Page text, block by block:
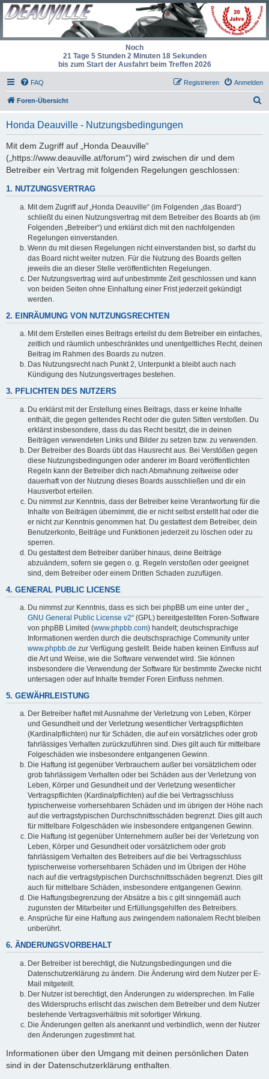
Noch
21 Tage 5 Stunden 2 Minuten 18 Sekunden
bis zum Start der Ausfahrt beim Treffen 2026
FAQ Anmelden
Registrieren
Foren-Übersicht
Honda Deauville - Nutzungsbedingungen
Mit dem Zugriff auf „Honda Deauville“
(„https://www.deauville.at/forum“) wird zwischen dir und dem
Betreiber ein Vertrag mit folgenden Regelungen geschlossen:
1. NUTZUNGSVERTRAG
Mit dem Zugriff auf „Honda Deauville“ (im Folgenden „das Board“)
schließt du einen Nutzungsvertrag mit dem Betreiber des Boards ab (im
Folgenden „Betreiber“) und erklärst dich mit den nachfolgenden
Regelungen einverstanden.
Wenn du mit diesen Regelungen nicht einverstanden bist, so darfst du
das Board nicht weiter nutzen. Für die Nutzung des Boards gelten
jeweils die an dieser Stelle veröffentlichten Regelungen.
Der Nutzungsvertrag wird auf unbestimmte Zeit geschlossen und kann
von beiden Seiten ohne Einhaltung einer Frist jederzeit gekündigt
werden.
2. EINRÄUMUNG VON NUTZUNGSRECHTEN
Mit dem Erstellen eines Beitrags erteilst du dem Betreiber ein einfaches,
zeitlich und räumlich unbeschränktes und unentgeltliches Recht, deinen
Beitrag im Rahmen des Boards zu nutzen.
Das Nutzungsrecht nach Punkt 2, Unterpunkt a bleibt auch nach
Kündigung des Nutzungsvertrages bestehen.
3. PFLICHTEN DES NUTZERS
Du erklärst mit der Erstellung eines Beitrags, dass er keine Inhalte
enthält, die gegen geltendes Recht oder die guten Sitten verstoßen. Du
erklärst insbesondere, dass du das Recht besitzt, die in deinen
Beiträgen verwendeten Links und Bilder zu setzen bzw. zu verwenden.
Der Betreiber des Boards übt das Hausrecht aus. Bei Verstößen gegen
diese Nutzungsbedingungen oder anderer im Board veröffentlichten
Regeln kann der Betreiber dich nach Abmahnung zeitweise oder
dauerhaft von der Nutzung dieses Boards ausschließen und dir ein
Hausverbot erteilen.
Du nimmst zur Kenntnis, dass der Betreiber keine Verantwortung für die
Inhalte von Beiträgen übernimmt, die er nicht selbst erstellt hat oder die
er nicht zur Kenntnis genommen hat. Du gestattest dem Betreiber, dein
Benutzerkonto, Beiträge und Funktionen jederzeit zu löschen oder zu
sperren.
Du gestattest dem Betreiber darüber hinaus, deine Beiträge
abzuändern, sofern sie gegen o. g. Regeln verstoßen oder geeignet
sind, dem Betreiber oder einem Dritten Schaden zuzufügen.
4. GENERAL PUBLIC LICENSE
Du nimmst zur Kenntnis, dass es sich bei phpBB um eine unter der „
GNU General Public License v2“ (GPL) bereitgestellten Foren-Software
von phpBB Limited (www.phpbb.com) handelt; deutschsprachige
Informationen werden durch die deutschsprachige Community unter
www.phpbb.de zur Verfügung gestellt. Beide haben keinen Einfluss auf
die Art und Weise, wie die Software verwendet wird. Sie können
insbesondere die Verwendung der Software für bestimmte Zwecke nicht
untersagen oder auf Inhalte fremder Foren Einfluss nehmen.
5. GEWÄHRLEISTUNG
Der Betreiber haftet mit Ausnahme der Verletzung von Leben, Körper
und Gesundheit und der Verletzung wesentlicher Vertragspflichten
(Kardinalpflichten) nur für Schäden, die auf ein vorsätzliches oder grob
fahrlässiges Verhalten zurückzuführen sind. Dies gilt auch für mittelbare
Folgeschäden wie insbesondere entgangenen Gewinn.
Die Haftung ist gegenüber Verbrauchern außer bei vorsätzlichem oder
grob fahrlässigem Verhalten oder bei Schäden aus der Verletzung von
Leben, Körper und Gesundheit und der Verletzung wesentlicher
Vertragspflichten (Kardinalpflichten) auf die bei Vertragsschluss
typischerweise vorhersehbaren Schäden und im übrigen der Höhe nach
auf die vertragstypischen Durchschnittsschäden begrenzt. Dies gilt auch
für mittelbare Folgeschäden wie insbesondere entgangenen Gewinn.
Die Haftung ist gegenüber Unternehmern außer bei der Verletzung von
Leben, Körper und Gesundheit oder vorsätzlichem oder grob
fahrlässigem Verhalten des Betreibers auf die bei Vertragsschluss
typischerweise vorhersehbaren Schäden und im Übrigen der Höhe
nach auf die vertragstypischen Durchschnittsschäden begrenzt. Dies gilt
auch für mittelbare Schäden, insbesondere entgangenen Gewinn.
Die Haftungsbegrenzung der Absätze a bis c gilt sinngemäß auch
zugunsten der Mitarbeiter und Erfüllungsgehilfen des Betreibers.
Ansprüche für eine Haftung aus zwingendem nationalem Recht bleiben
unberührt.
6. ÄNDERUNGSVORBEHALT
Der Betreiber ist berechtigt, die Nutzungsbedingungen und die
Datenschutzerklärung zu ändern. Die Änderung wird dem Nutzer per E-
Mail mitgeteilt.
Der Nutzer ist berechtigt, den Änderungen zu widersprechen. Im Falle
des Widerspruchs erlischt das zwischen dem Betreiber und dem Nutzer
bestehende Vertragsverhältnis mit sofortiger Wirkung.
Die Änderungen gelten als anerkannt und verbindlich, wenn der Nutzer
den Änderungen zugestimmt hat.
Informationen über den Umgang mit deinen persönlichen Daten
sind in der Datenschutzerklärung enthalten.